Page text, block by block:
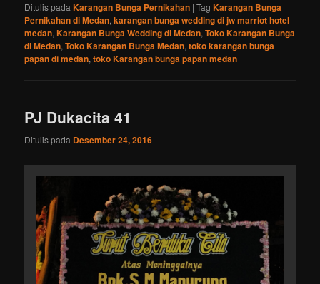
Ditulis pada Karangan Bunga Pernikahan |Tag Karangan Bunga
Pernikahan di Medan,karangan bunga wedding di jw marriot hotel
medan,Karangan Bunga Wedding di Medan,Toko Karangan Bunga
di Medan,Toko Karangan Bunga Medan,toko karangan bunga
papan di medan,toko Karangan bunga papan medan
PJ Dukacita 41
Ditulis pada Desember 24, 2016